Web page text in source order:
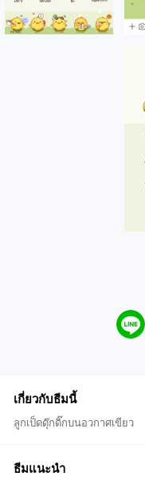
เกี่ยวกับธีมนี้
ลูกเป็ดดุ๊กดิ๊กบนอวกาศเขียว
ธีมแนะนำ